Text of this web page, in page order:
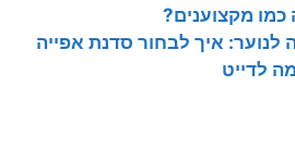
מקצוענים?
לנוער: איך לבחור סדנת אפייה
לדייט